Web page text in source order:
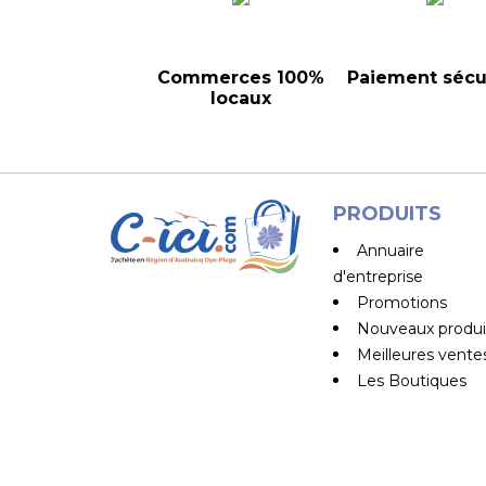
Commerces 100%
locaux
Paiement
PRODUITS
Annuaire
d'entreprise
Promotions
Nouveaux
Meilleures
Les Boutiques